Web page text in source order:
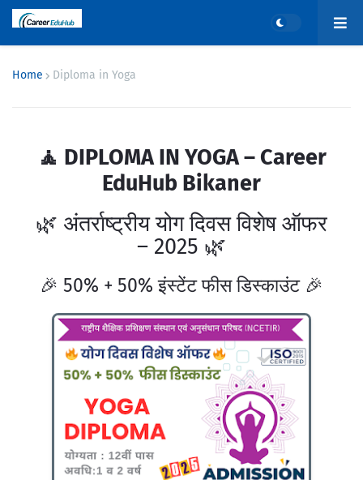
Home Diploma in Yoga
🧘 DIPLOMA IN YOGA – Career
EduHub Bikaner
🌿 अंतर्राष्ट्रीय योग दिवस विशेष ऑफर
– 2025 🌿
🎉 50% + 50% इंस्टेंट फीस डिस्काउंट 🎉